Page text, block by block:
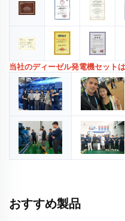
当社のディーゼル発電機セット
おすすめ製品